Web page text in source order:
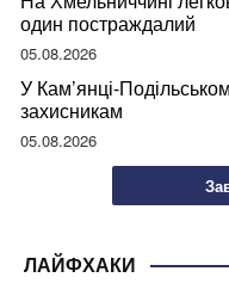
один постраждалий
05.08.2026
У Кам’янці-
захисникам
05.08.2026
ЛАЙФХАКИ